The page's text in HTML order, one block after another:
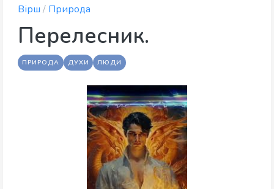
Вірш / Природа
Перелесник.
ПРИРОДА ДУХИ ЛЮДИ